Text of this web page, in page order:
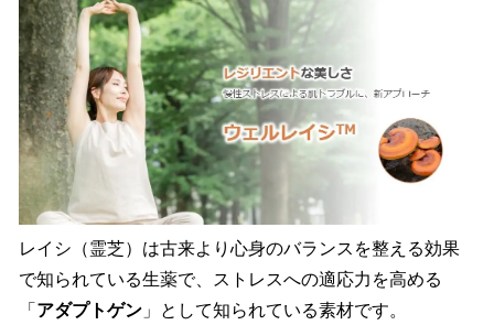
中
で
す
レイシ（霊芝）は古来より心身のバランスを整える効果
で知られている生薬で、ストレスへの適応力を高める
「 アダプトゲン 」として知られている素材です。